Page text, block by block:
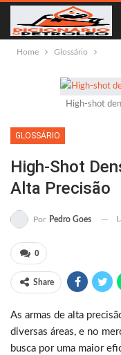
Home Glossário
High-shot
GLOSSÁRIO
High-Shot
Alta Precisão
Por Pedro Goes
0
Share
As armas de alta
diversas áreas, e no
busca por uma maior